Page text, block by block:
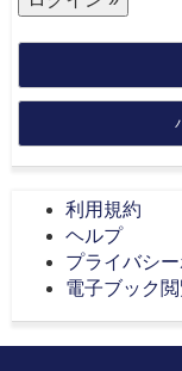
利用規約
ヘルプ
プライバシ
電子ブック